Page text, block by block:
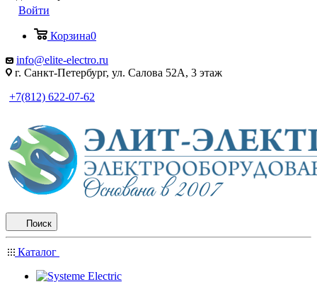
Войти
Корзина0
info@elite-electro.ru
г. Санкт-Петербург, ул. Салова 52А, 3 этаж
+7(812) 622-07-62
Поиск
Каталог